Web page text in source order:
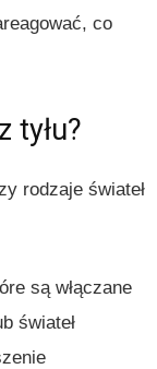
co
tyłu?
rodzaje świateł
są włączane
świateł